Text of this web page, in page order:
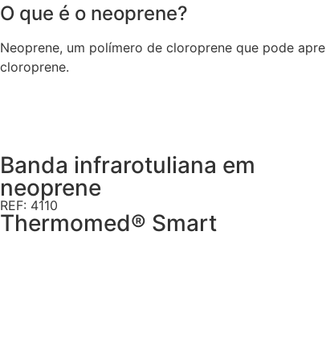
O que é o neoprene?
Neoprene, um polímero de cloroprene que pode
cloroprene.
Banda infrarotuliana em
neoprene
REF: 4110
Thermomed® Smart